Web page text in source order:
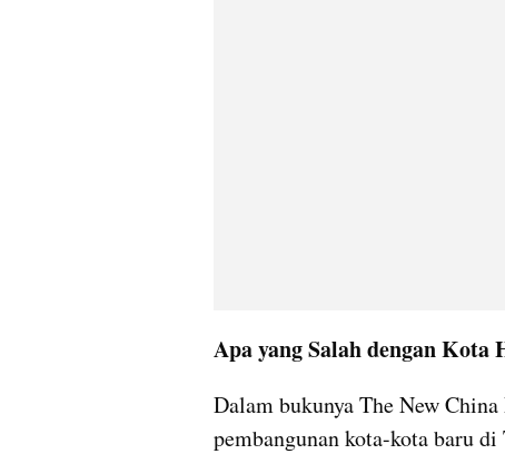
Apa yang Salah dengan Kota
Dalam bukunya The New
pembangunan kota-kota baru